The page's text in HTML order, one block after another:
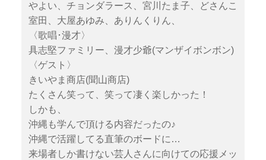
やよい、チョンダラース、宮川たま子、どさんこ
室田、大屋あゆみ、ありんくりん、
〈歌唱･漫才〉
具志堅ファミリー、漫才少爺(マンザイボンボン)
〈ゲスト〉
きいやま商店(聞山商店)
たくさん笑って、笑って凄く楽しかった！
しかも、
沖縄も学んで頂ける内容だったの♪
沖縄で活躍してる直筆のボードに…
来場者しか書けない芸人さんに向けての応援メッ